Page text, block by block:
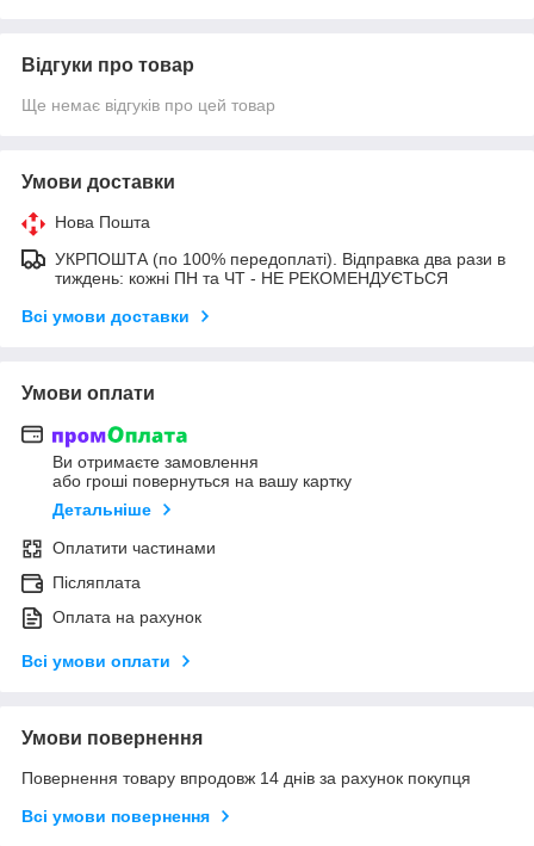
Відгуки про товар
Ще немає відгуків про цей товар
Умови доставки
Нова Пошта
УКРПОШТА (по 100% передоплаті). Відправка два рази в
тиждень: кожні ПН та ЧТ - НЕ РЕКОМЕНДУЄТЬСЯ
Всі умови доставки
Умови оплати
Ви отримаєте замовлення
або гроші повернуться на вашу картку
Детальніше
Оплатити частинами
Післяплата
Оплата на рахунок
Всі умови оплати
Умови повернення
Повернення товару впродовж 14 днів за рахунок покупця
Всі умови повернення